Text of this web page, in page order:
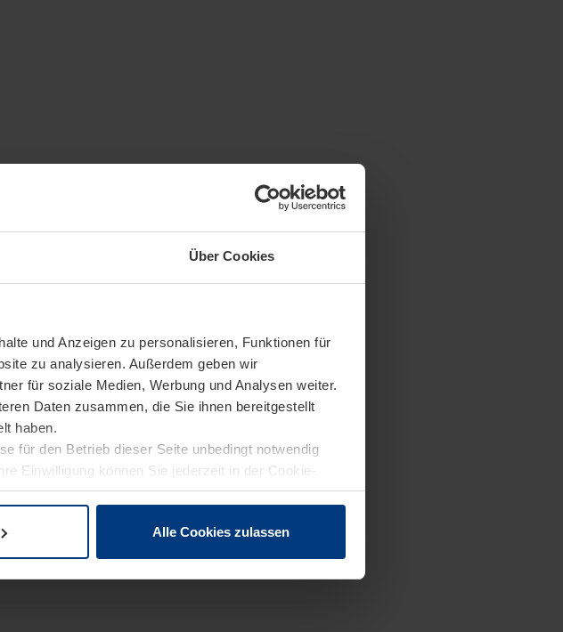
Über Cookies
und Anzeigen zu personalisieren, Funktionen für
zu analysieren. Außerdem geben wir
für soziale Medien, Werbung und Analysen weiter.
Daten zusammen, die Sie ihnen bereitgestellt
haben.
für den Betrieb dieser Seite unbedingt notwendig
Einwilligung können Sie jederzeit in der Cookie-
oder widerrufen.
Alle Cookies zulassen